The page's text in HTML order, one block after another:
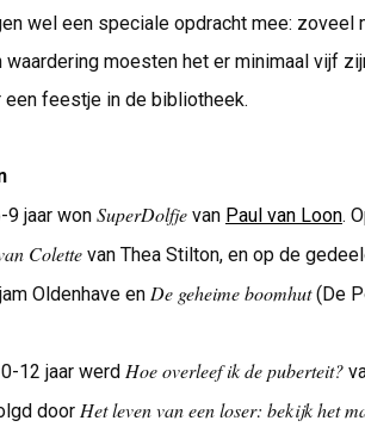
wel een speciale opdracht mee: zoveel
moesten het er minimaal vijf
feestje in de bibliotheek.
9 jaar won SuperDolfjevan Paul van Loon.
Colettevan Thea Stilton, en op de
Oldenhave en De geheime boomhut(De
12 jaar werd Hoe overleef ik de puberteit?
door Het leven van een loser: bekijk het